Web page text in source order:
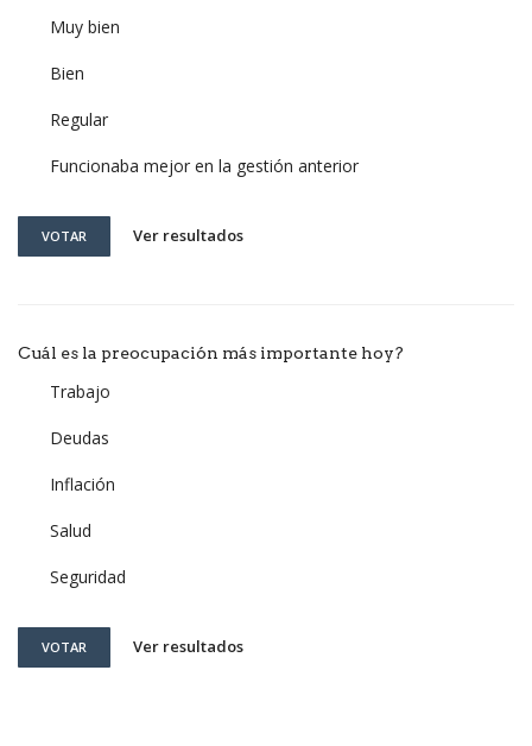
Muy bien
Bien
Regular
Funcionaba mejor en la gestión anterior
VOTAR Ver resultados
Cuál es la preocupación más importante hoy?
Trabajo
Deudas
Inflación
Salud
Seguridad
VOTAR Ver resultados